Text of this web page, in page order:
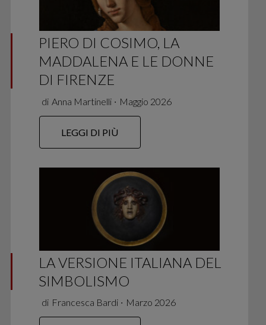
PIERO DI COSIMO, LA
MADDALENA E LE DONNE
DI FIRENZE
di Anna Martinelli ∙ Maggio 2026
LEGGI DI PIÙ
LA VERSIONE ITALIANA DEL
SIMBOLISMO
di Francesca Bardi ∙ Marzo 2026